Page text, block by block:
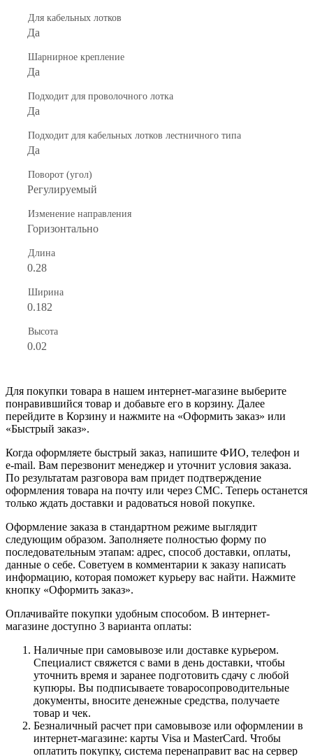
Для кабельных лотков
Да
Шарнирное крепление
Да
Подходит для проволочного лотка
Да
Подходит для кабельных лотков лестничного типа
Да
Поворот (угол)
Регулируемый
Изменение направления
Горизонтально
Длина
0.28
Ширина
0.182
Высота
0.02
Для покупки товара в нашем интернет-магазине выберите
понравившийся товар и добавьте его в корзину. Далее
перейдите в Корзину и нажмите на «Оформить заказ» или
«Быстрый заказ».
Когда оформляете быстрый заказ, напишите ФИО, телефон и
e-mail. Вам перезвонит менеджер и уточнит условия заказа.
По результатам разговора вам придет подтверждение
оформления товара на почту или через СМС. Теперь останется
только ждать доставки и радоваться новой покупке.
Оформление заказа в стандартном режиме выглядит
следующим образом. Заполняете полностью форму по
последовательным этапам: адрес, способ доставки, оплаты,
данные о себе. Советуем в комментарии к заказу написать
информацию, которая поможет курьеру вас найти. Нажмите
кнопку «Оформить заказ».
Оплачивайте покупки удобным способом. В интернет-
магазине доступно 3 варианта оплаты:
Наличные при самовывозе или доставке курьером.
Специалист свяжется с вами в день доставки, чтобы
уточнить время и заранее подготовить сдачу с любой
купюры. Вы подписываете товаросопроводительные
документы, вносите денежные средства, получаете
товар и чек.
Безналичный расчет при самовывозе или оформлении в
интернет-магазине: карты Visa и MasterCard. Чтобы
оплатить покупку, система перенаправит вас на сервер